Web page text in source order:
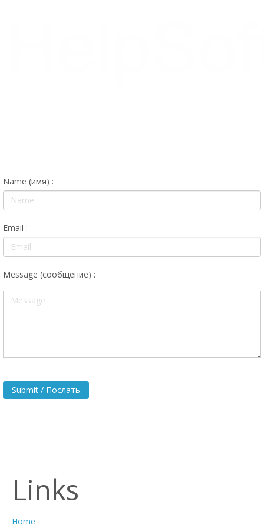
Name (имя) :
Email :
Message (сообщение) :
Submit / Послать
Links
Home